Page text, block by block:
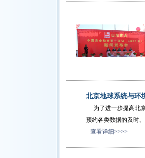
北京地球系统与环
为了进一步提高北
预约各类数据的及时
查看详细>>>>